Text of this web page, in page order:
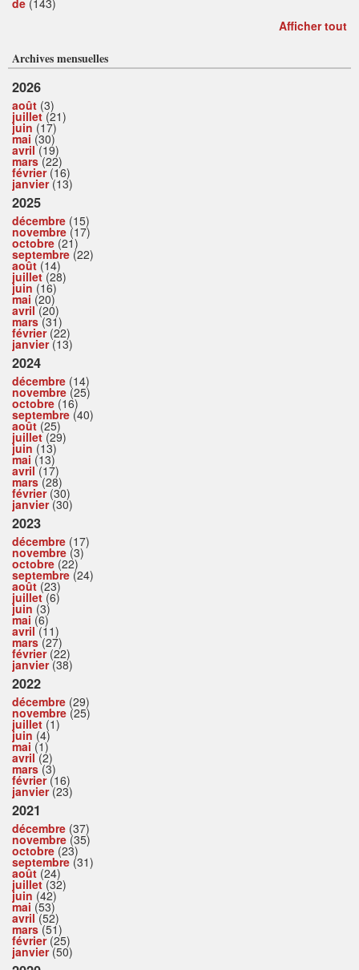
de (143)
Afficher tout
Archives mensuelles
2026
août (3)
juillet(21)
juin (17)
mai (30)
avril(19)
mars(22)
février(16)
janvier(13)
2025
décembre (15)
novembre (17)
octobre (21)
septembre (22)
août (14)
juillet(28)
juin (16)
mai (20)
avril(20)
mars(31)
février(22)
janvier(13)
2024
décembre (14)
novembre (25)
octobre (16)
septembre (40)
août (25)
juillet(29)
juin (13)
mai (13)
avril(17)
mars(28)
février(30)
janvier(30)
2023
décembre (17)
novembre (3)
octobre (22)
septembre (24)
août (23)
juillet(6)
juin (3)
mai (6)
avril(11)
mars(27)
février(22)
janvier(38)
2022
décembre (29)
novembre (25)
juillet (1)
juin (4)
mai (1)
avril(2)
mars(3)
février(16)
janvier(23)
2021
décembre (37)
novembre (35)
octobre (23)
septembre (31)
août (24)
juillet(32)
juin (42)
mai (53)
avril(52)
mars(51)
février(25)
janvier(50)